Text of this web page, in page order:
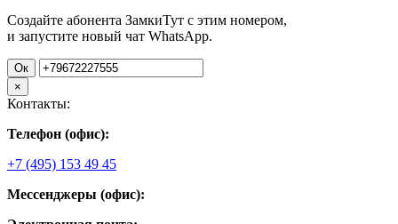
Создайте абонента ЗамкиТут с этим номером,
и запустите новый чат WhatsApp.
Ок
×
Контакты:
Телефон (офис):
+7 (495) 153 49 45
Мессенджеры (офис):